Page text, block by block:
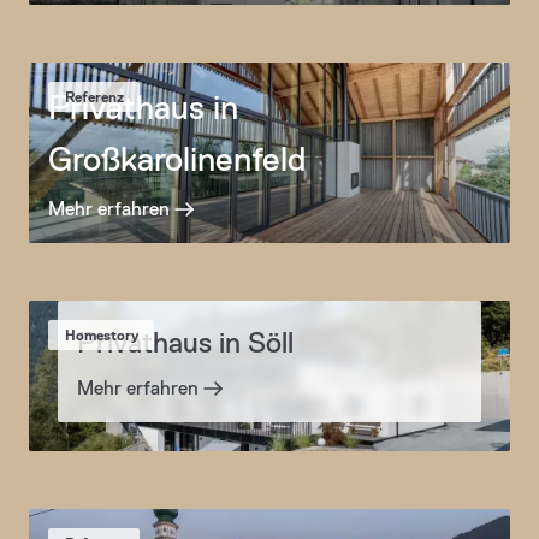
Privathaus in
Großkarolinenfeld
Mehr erfahren
Referenz
Privathaus in Söll
Mehr erfahren
Homestory